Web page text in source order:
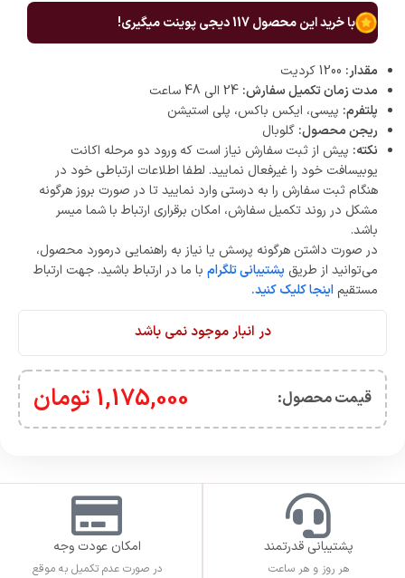
با خرید این محصول117دیجی پوینت میگیری!
مقدار:
مدت زمان تکمیل سفارش:
پلتفرم: پیسی، ایکس باکس، پلی استیشن
ریجن محصول: گلوبال
نکته: پیش از ثبت سفارش نیاز است که ورود دو مرحله اکانت
یوبیسافت خود را غیرفعال نمایید. لطفا اطلاعات ارتباطی خود در
هنگام ثبت سفارش را به درستی وارد نمایید تا در صورت بروز هرگونه
مشکل در روند تکمیل سفارش، امکان برقراری ارتباط با شما میسر
باشد.
در صورت داشتن هرگونه پرسش یا نیاز به راهنمایی درمورد محصول،
می‌توانید از طریق پشتیبانی تلگرام با ما در ارتباط باشید. جهت ارتباط
مستقیم اینجا کلیک کنید.
در انبار موجود نمی باشد
قیمت محصول:​ 1,175,000 تومان
پشتیبانی قدرتمند
هر روز و هر ساعت
امکان عودت وجه
در صورت عدم تکمیل به موقع